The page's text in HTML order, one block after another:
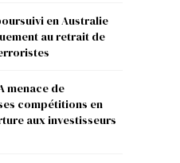
en Australie
au retrait de
menace de
compétitions en
aux investisseurs